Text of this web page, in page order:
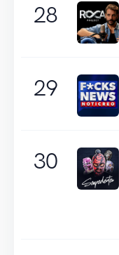
28
29
30